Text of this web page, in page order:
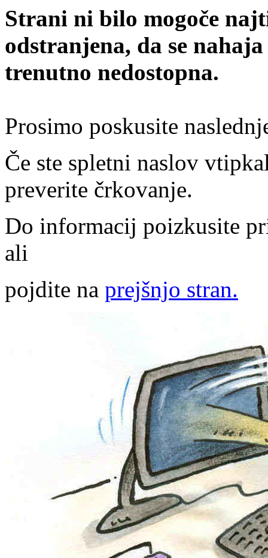
Strani ni bilo mogoče
odstranjena, da se
trenutno nedostopna.
Prosimo poskusite
Če ste spletni naslov
preverite črkovanje.
Do informacij poizkusite
ali
pojdite na prejšnjo stran.